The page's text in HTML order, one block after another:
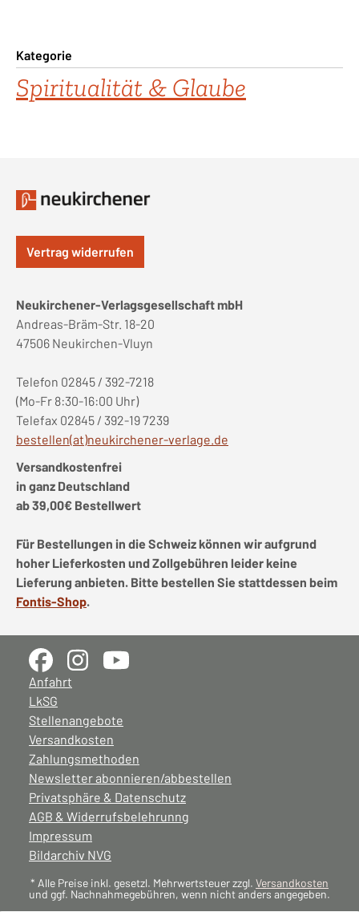
Kategorie
Spiritualität & Glaube
Vertrag widerrufen
Neukirchener-Verlagsgesellschaft mbH
Andreas-Bräm-Str. 18-20
47506 Neukirchen-Vluyn
Telefon 02845 / 392-7218
(Mo-Fr 8:30-16:00 Uhr)
Telefax 02845 / 392-19 7239
bestellen(at)neukirchener-verlage.de
Versandkostenfrei
in ganz Deutschland
ab 39,00€ Bestellwert
Für Bestellungen in die Schweiz können wir aufgrund
hoher Lieferkosten und Zollgebühren leider keine
Lieferung anbieten. Bitte bestellen Sie stattdessen beim
Fontis-Shop.
Anfahrt
LkSG
Stellenangebote
Versandkosten
Zahlungsmethoden
Newsletter abonnieren/abbestellen
Privatsphäre & Datenschutz
AGB & Widerrufsbelehrunng
Impressum
Bildarchiv NVG
* Alle Preise inkl. gesetzl. Mehrwertsteuer zzgl. Versandkosten
und ggf. Nachnahmegebühren, wenn nicht anders angegeben.